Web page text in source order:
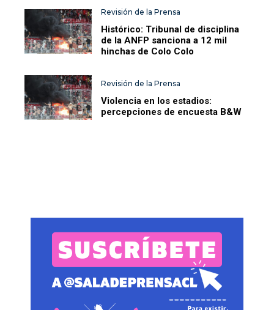
Revisión de la Prensa
Histórico: Tribunal de disciplina
de la ANFP sanciona a 12 mil
hinchas de Colo Colo
Revisión de la Prensa
Violencia en los estadios:
percepciones de encuesta B&W